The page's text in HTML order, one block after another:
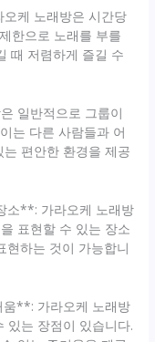
케 노래방은 시간당
한으로 노래를 부를
때 저렴하게 즐길 수
일반적으로 그룹이
는 다른 사람들과 어
편안한 환경을 제공
소**: 가라오케 노래방
표현할 수 있는 장소
현하는 것이 가능합니
**: 가라오케 노래방
있는 장점이 있습니다.